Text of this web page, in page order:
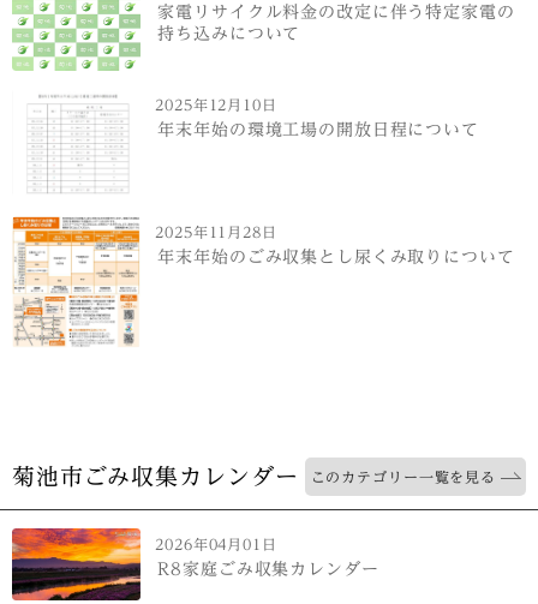
家電リサイクル料金の改定に伴う特定家電の
持ち込みについて
2025年12月10日
年末年始の環境工場の開放日程について
2025年11月28日
年末年始のごみ収集とし尿くみ取りについて
菊池市ごみ収集カレンダー このカテゴリー一覧を見る
2026年04月01日
R8家庭ごみ収集カレンダー